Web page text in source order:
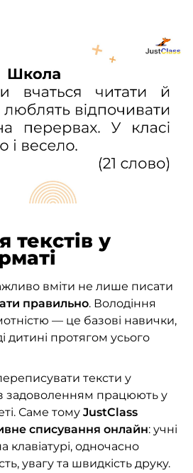
текстів у
вміти не лише писати
правильно. Володіння
— це базові навички,
дитині протягом усього
тексти у
задоволенням працюють у
Саме тому JustClass
списування онлайн: учні
клавіатурі, одночасно
увагу та швидкість друку.